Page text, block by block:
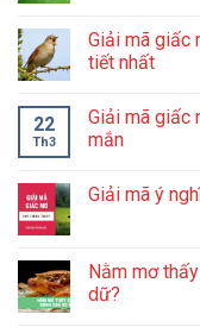
Giải mã giấc
tiết nhất
22
Th3
Giải mã giấc
mắn
Giải mã ý
Nằm mơ
dữ?